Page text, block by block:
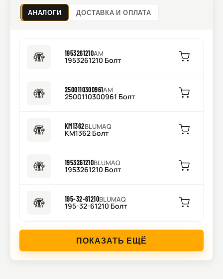
АНАЛОГИ ДОСТАВКА И ОПЛАТА
1953261210AM
1953261210 Болт
2500110300961AM
2500110300961 Болт
KM1362BLUMAQ
KM1362 Болт
1953261210BLUMAQ
1953261210 Болт
195-32-61210BLUMAQ
195-32-61210 Болт
ПОКАЗАТЬ ЕЩЁ